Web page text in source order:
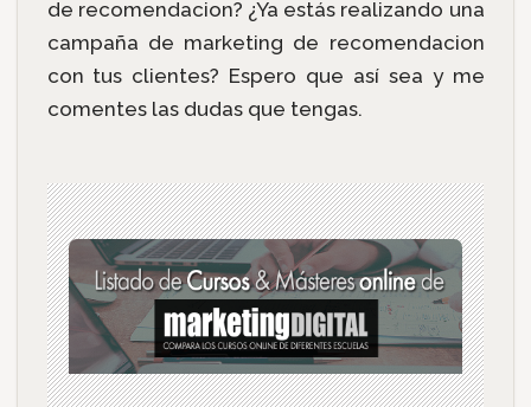
de recomendacion? ¿Ya estás realizando una
campaña de marketing de recomendacion
con tus clientes? Espero que así sea y me
comentes las dudas que tengas.